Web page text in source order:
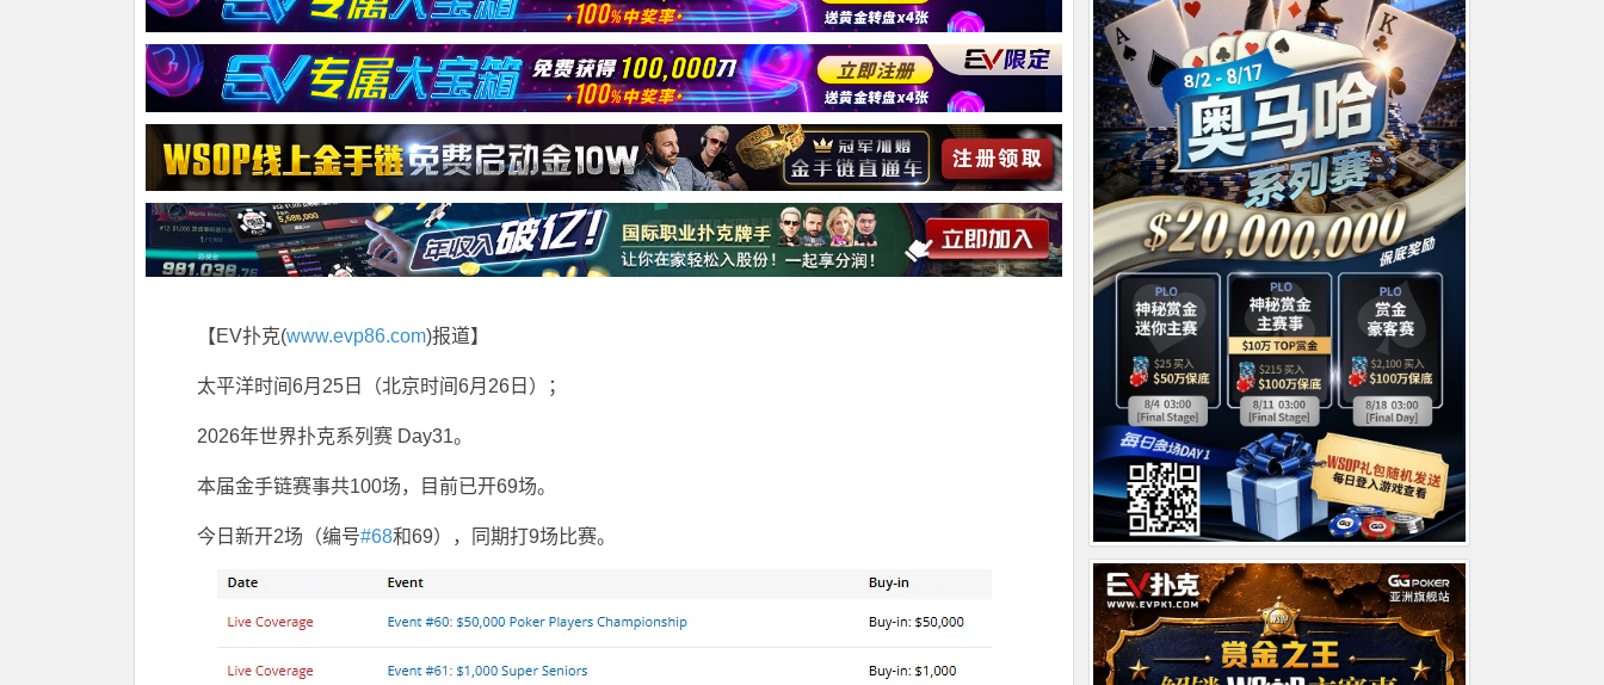
【EV扑克(www.evp86.com)报道】
太平洋时间6月25日（北京时间6月26日）；
2026年世界扑克系列赛 Day31。
本届金手链赛事共100场，目前已开69场。
今日新开2场（编号#68和69），同期打9场比赛。